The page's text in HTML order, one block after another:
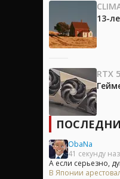
13-
RTX
ObaNa
41 секунду
А если серьезно,
В Японии